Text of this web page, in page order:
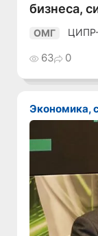
бизнеса,
ОМГ
63 0